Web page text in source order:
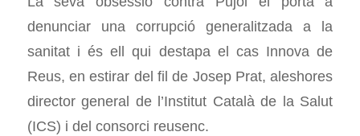
denunciar una corrupció generalitzada a la
sanitat i és ell qui destapa el cas Innova de
Reus, en estirar del fil de Josep Prat, aleshores
director general de l’Institut Català de la Salut
(ICS) i del consorci reusenc.